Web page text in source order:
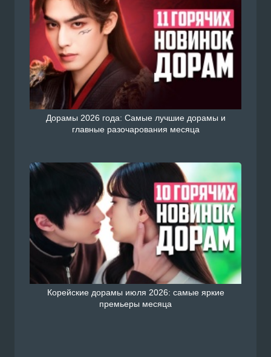
Дорамы 2026 года: Самые лучшие дорамы и
главные разочарования месяца
Корейские дорамы июля 2026: самые яркие
премьеры месяца